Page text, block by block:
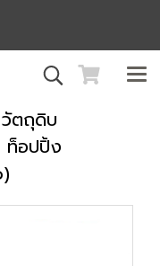
วัตถุดิบ
อปปิ้ง